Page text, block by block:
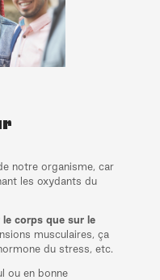
notre organisme, car
les oxydants du
corps que sur le
musculaires, ça
du stress, etc.
ou en bonne